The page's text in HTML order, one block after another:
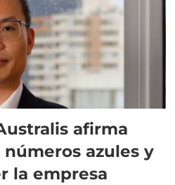
afirma
azules y
la empresa